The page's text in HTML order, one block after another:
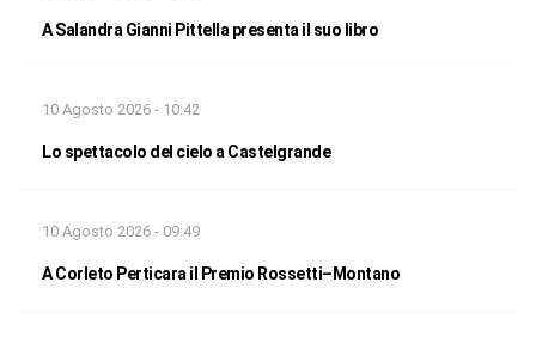
A Salandra Gianni Pittella presenta il suo libro
10 Agosto 2026 - 10:42
Lo spettacolo del cielo a Castelgrande
10 Agosto 2026 - 09:49
A Corleto Perticara il Premio Rossetti–Montano